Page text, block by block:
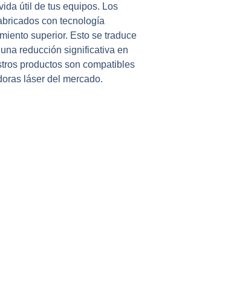
útil de tus equipos. Los
con tecnología
superior. Esto se traduce
reducción significativa en
productos son compatibles
láser del mercado.